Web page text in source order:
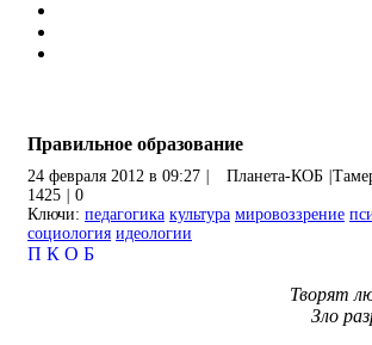
Правильное образование
24 февраля 2012 в 09:27 Планета-КОБ
1425
0
Ключи: педагогика культура мировоззрение
социология идеологии
П К О Б
Творят
Зло